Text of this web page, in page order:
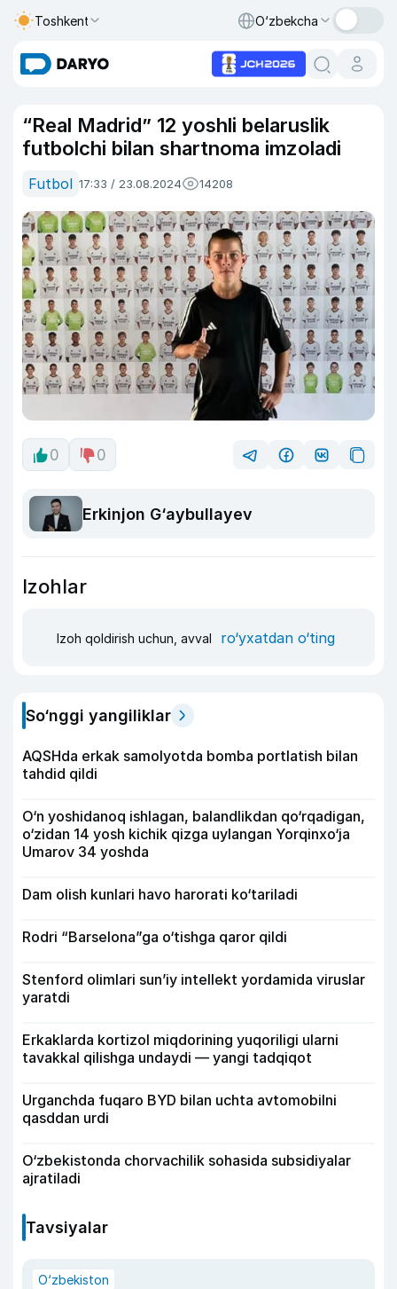
Toshkent O‘zbekcha
“Real Madrid” 12 yoshli belaruslik
futbolchi bilan shartnoma imzoladi
Futbol 17:33 / 23.08.2024 14208
0 0
Erkinjon G‘aybullayev
Izohlar
Izoh qoldirish uchun, avval ro‘yxatdan o‘ting
So‘nggi yangiliklar
AQSHda erkak samolyotda bomba portlatish bilan
tahdid qildi
O‘n yoshidanoq ishlagan, balandlikdan qo‘rqadigan,
o‘zidan 14 yosh kichik qizga uylangan Yorqinxo‘ja
Umarov 34 yoshda
Dam olish kunlari havo harorati ko‘tariladi
Rodri “Barselona”ga o‘tishga qaror qildi
Stenford olimlari sun’iy intellekt yordamida viruslar
yaratdi
Erkaklarda kortizol miqdorining yuqoriligi ularni
tavakkal qilishga undaydi — yangi tadqiqot
Urganchda fuqaro BYD bilan uchta avtomobilni
qasddan urdi
O‘zbekistonda chorvachilik sohasida subsidiyalar
ajratiladi
Tavsiyalar
O‘zbekiston